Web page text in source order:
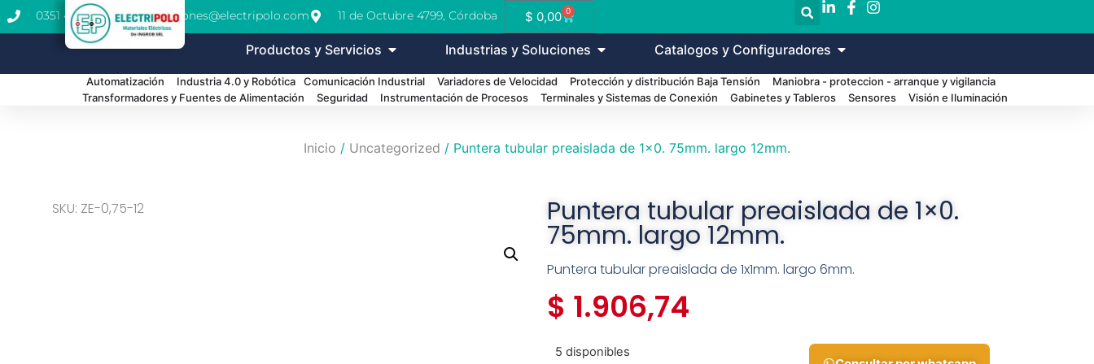
0351 462-1771 cotizaciones@electripolo.com 11 de Octubre 4799, Córdoba $ 0,00 0
Productos y Servicios Industrias y Soluciones Catalogos y Configuradores
Automatización Industria 4.0 y Robótica Comunicación Industrial Variadores de Velocidad Protección y distribución Baja Tensión
Maniobra - proteccion - arranque y vigilancia
Transformadores y Fuentes de Alimentación
Seguridad Instrumentación de Procesos Terminales y Sistemas de Conexión Gabinetes y Tableros Sensores Visión e Iluminación
Inicio / Uncategorized / Puntera tubular preaislada de 1×0. 75mm. largo 12mm.
SKU: ZE-0,75-12 Puntera tubular preaislada de 1×0.
75mm. largo 12mm.
Puntera tubular preaislada de 1x1mm. largo 6mm.
$ 1.906,74
5 disponibles